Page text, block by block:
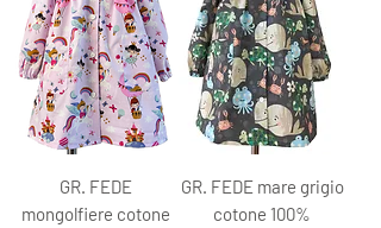
GR. FEDE
mongolfiere cotone
GR. FEDE mare grigio
cotone 100%